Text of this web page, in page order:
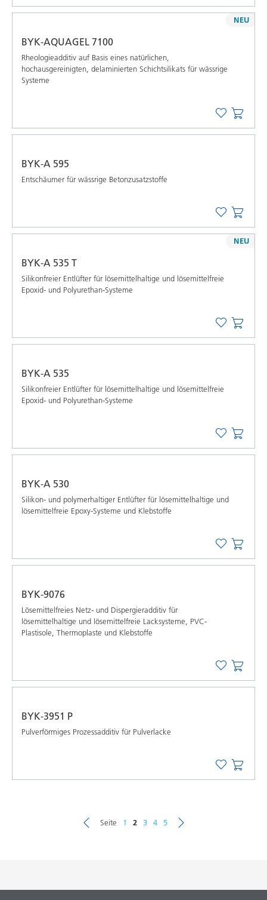
BYK-AQUAGEL 7100
Rheologieadditiv auf Basis eines natürlichen,
hochausgereinigten, delaminierten Schichtsilikats für wässrige
Systeme
NEU
BYK-A 595
Entschäumer für wässrige Betonzusatzstoffe
BYK-A 535 T
Silikonfreier Entlüfter für lösemittelhaltige und lösemittelfreie
Epoxid- und Polyurethan-Systeme
NEU
BYK-A 535
Silikonfreier Entlüfter für lösemittelhaltige und lösemittelfreie
Epoxid- und Polyurethan-Systeme
BYK-A 530
Silikon- und polymerhaltiger Entlüfter für lösemittelhaltige und
lösemittelfreie Epoxy-Systeme und Klebstoffe
BYK-9076
Lösemittelfreies Netz- und Dispergieradditiv für
lösemittelhaltige und lösemittelfreie Lacksysteme, PVC-
Plastisole, Thermoplaste und Klebstoffe
BYK-3951 P
Pulverförmiges Prozessadditiv für Pulverlacke
Seite 1 2 3 4 5